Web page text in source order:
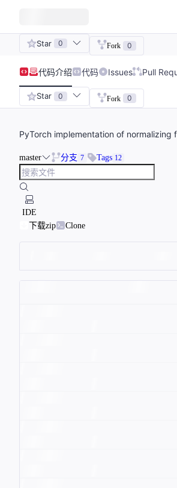
Star 0 Fork 0
代码介绍 代码 Issues Pull
Star 0 Fork 0
PyTorch implementation of normalizing
master 分支 7 Tags 12
IDE
下载zip
Clone